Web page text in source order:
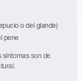
o del glande)
pene
síntomas son de